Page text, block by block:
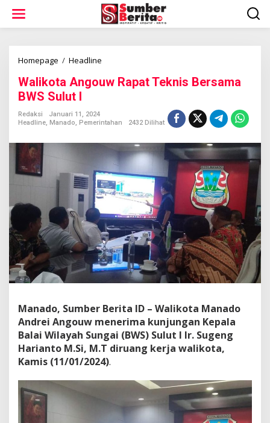
w
Homepage / Headline
l
t
n
g
o
u
w
R
a
p
a
t
T
e
i
s
B
e
r
s
Walikota Angouw Rapat Teknis Bersama
BWS Sulut I
Redaksi
Januari 11, 2024
Headline, Manado, Pemerintahan 2432 Dilihat
Manado, Sumber Berita ID – Walikota Manado
Andrei Angouw menerima kunjungan Kepala
Balai Wilayah Sungai (BWS) Sulut I Ir. Sugeng
Harianto M.Si, M.T diruang kerja walikota,
Kamis (11/01/2024).